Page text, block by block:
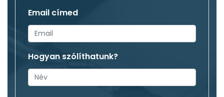
Email címed
Hogyan szólíthatunk?